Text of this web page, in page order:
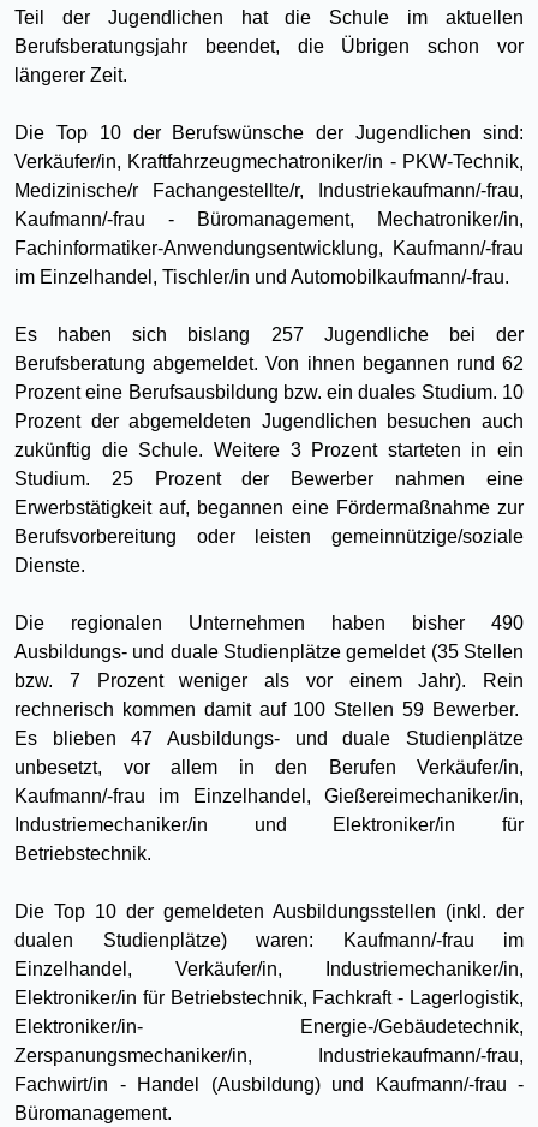
Teil der Jugendlichen hat die Schule im aktuellen
Berufsberatungsjahr beendet, die Übrigen schon vor
längerer Zeit.
Die Top 10 der Berufswünsche der Jugendlichen sind:
Verkäufer/in, Kraftfahrzeugmechatroniker/in - PKW-Technik,
Medizinische/r Fachangestellte/r, Industriekaufmann/-frau,
Kaufmann/-frau - Büromanagement, Mechatroniker/in,
Fachinformatiker-Anwendungsentwicklung, Kaufmann/-frau
im Einzelhandel, Tischler/in und Automobilkaufmann/-frau.
Es haben sich bislang 257 Jugendliche bei der
Berufsberatung abgemeldet. Von ihnen begannen rund 62
Prozent eine Berufsausbildung bzw. ein duales Studium. 10
Prozent der abgemeldeten Jugendlichen besuchen auch
zukünftig die Schule. Weitere 3 Prozent starteten in ein
Studium. 25 Prozent der Bewerber nahmen eine
Erwerbstätigkeit auf, begannen eine Fördermaßnahme zur
Berufsvorbereitung oder leisten gemeinnützige/soziale
Dienste.
Die regionalen Unternehmen haben bisher 490
Ausbildungs- und duale Studienplätze gemeldet (35 Stellen
bzw. 7 Prozent weniger als vor einem Jahr). Rein
rechnerisch kommen damit auf 100 Stellen 59 Bewerber.
Es blieben 47 Ausbildungs- und duale Studienplätze
unbesetzt, vor allem in den Berufen Verkäufer/in,
Kaufmann/-frau im Einzelhandel, Gießereimechaniker/in,
Industriemechaniker/in und Elektroniker/in für
Betriebstechnik.
Die Top 10 der gemeldeten Ausbildungsstellen (inkl. der
dualen Studienplätze) waren: Kaufmann/-frau im
Einzelhandel, Verkäufer/in, Industriemechaniker/in,
Elektroniker/in für Betriebstechnik, Fachkraft - Lagerlogistik,
Elektroniker/in- Energie-/Gebäudetechnik,
Zerspanungsmechaniker/in, Industriekaufmann/-frau,
Fachwirt/in - Handel (Ausbildung) und Kaufmann/-frau -
Büromanagement.